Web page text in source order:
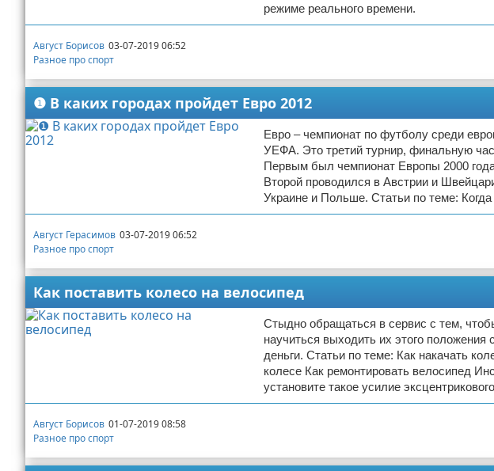
режиме реального времени.
Август Борисов 03-07-2019 06:52
Разное про спорт
❶ В каких городах пройдет Евро 2012
Евро – чемпионат по футболу среди
УЕФА. Это третий турнир, финальную
Первым был чемпионат Европы 2000
Второй проводился в Австрии и
Украине и Польше. Статьи по теме:
Август Герасимов 03-07-2019 06:52
Разное про спорт
Как поставить колесо на велосипед
Стыдно обращаться в сервис с тем,
научиться выходить их этого
деньги. Статьи по теме: Как накачать
колесе Как ремонтировать велосипед
установите такое усилие
Август Борисов 01-07-2019 08:58
Разное про спорт